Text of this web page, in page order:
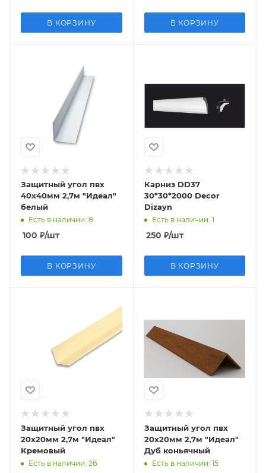
В КОРЗИНУ В КОРЗИНУ
Защитный угол пвх
40х40мм 2,7м "Идеал"
белый
Есть в наличии: 8
100 ₽/шт
В КОРЗИНУ
Карниз DD37
30*30*2000 Decor
Dizayn
Есть в наличии: 1
250 ₽/шт
В КОРЗИНУ
Защитный угол пвх
20х20мм 2,7м "Идеал"
Кремовый
Есть в наличии: 26
Защитный угол пвх
20х20мм 2,7м "Идеал"
Дуб коньячный
Есть в наличии: 15